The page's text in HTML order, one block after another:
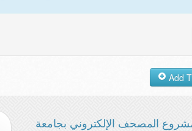
المصحف الإلكتروني بجامعة